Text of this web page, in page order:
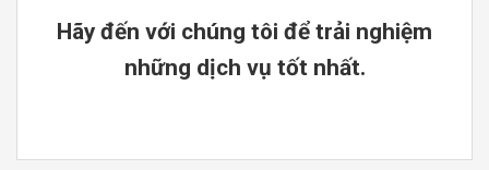
Hãy đến với chúng tôi để trải nghiệm
những dịch vụ tốt nhất.